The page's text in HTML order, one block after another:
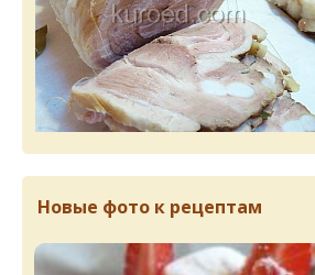
Новые фото к рецептам